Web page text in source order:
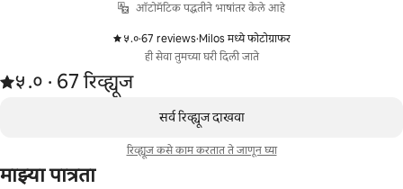
ऑटोमॅटिक पद्धतीने भाषांतर केले आहे
५.०
,
·67 reviews
,
·Milos मध्ये फोटोग्राफर
ही सेवा तुमच्या घरी दिली जाते
67 रिव्ह्यूजमधून 5 पैकी ५.० स्टार्स रेटिंग आहे
५.०
,
· 67 रिव्ह्यूज
सर्व रिव्ह्यूज दाखवा
रिव्ह्यूज कसे काम करतात ते जाणून घ्या
माझ्या पात्रता